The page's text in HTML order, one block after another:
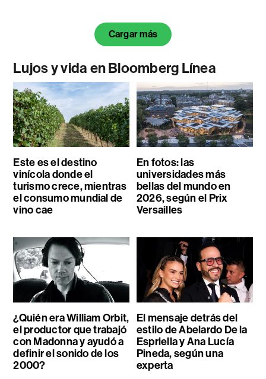
Cargar más
Lujos y vida en Bloomberg Línea
Este es el destino
vinícola donde el
turismo crece, mientras
el consumo mundial de
vino cae
En fotos: las
universidades más
bellas del mundo en
2026, según el Prix
Versailles
¿Quién era William Orbit,
el productor que trabajó
con Madonna y ayudó a
definir el sonido de los
2000?
El mensaje detrás del
estilo de Abelardo De la
Espriella y Ana Lucía
Pineda, según una
experta